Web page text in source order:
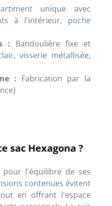
unique avec
à l'intérieur, poche
: Bandoulière fixe et
visserie métallisée,
: Fabrication par la
sac Hexagona ?
l'équilibre de ses
contenues évitent
en offrant l'espace